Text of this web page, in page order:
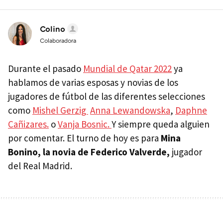
Colino
Colaboradora
Durante el pasado Mundial de Qatar 2022ya
hablamos de varias esposas y novias de los
jugadores de fútbol de las diferentes selecciones
como Mishel Gerzig Anna Lewandowska, Daphne
Cañizares. oVanja Bosnic.Y siempre queda alguien
por comentar. El turno de hoy es para Mina
Bonino, la novia de Federico Valverde, jugador
del Real Madrid.